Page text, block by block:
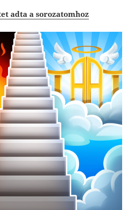
adta a sorozatomhoz